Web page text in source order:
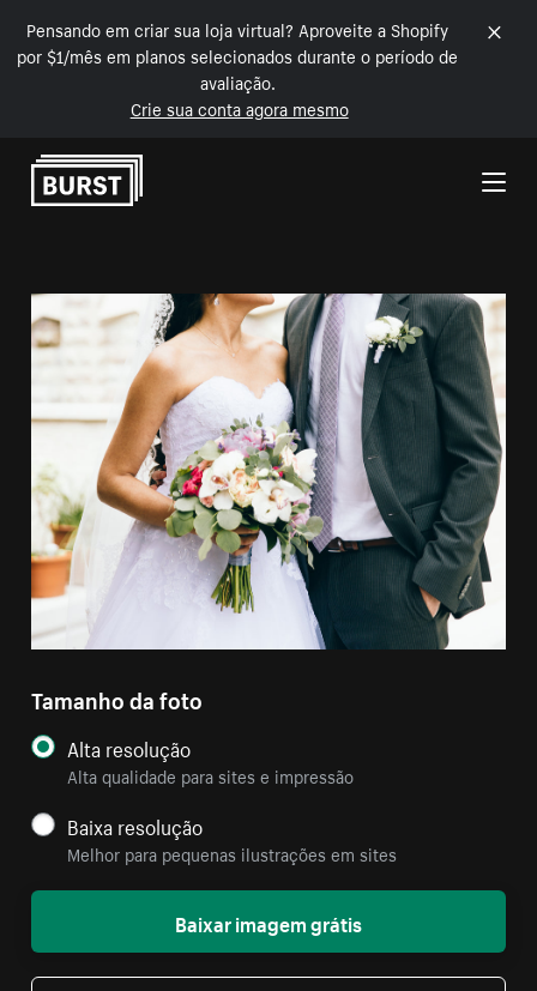
Pensando em criar sua loja virtual? Aproveite a Shopify
por $1/mês em planos selecionados durante o período de
avaliação.
Crie sua conta agora mesmo
Pular para o conteúdo
Tamanho da foto
Alta resolução
Alta qualidade para sites e impressão
Baixa resolução
Melhor para pequenas ilustrações em sites
Baixar imagem grátis